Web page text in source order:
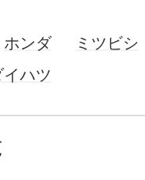
ホンダ
ミツビシ
イハツ